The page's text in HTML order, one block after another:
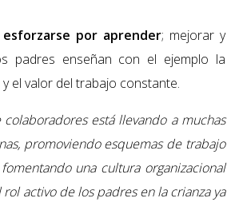
por aprender; mejorar y
padres enseñan con el ejemplo la
el valor del trabajo constante.
está llevando a muchas
promoviendo esquemas de trabajo
una cultura organizacional
activo de los padres en la crianza ya